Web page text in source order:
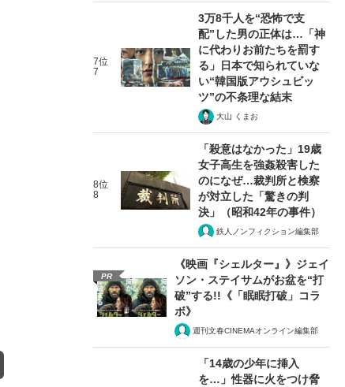
7位
7
3万8千人を“恐怖で支
配”した男の正体は…「神
に代わりお前たちを罰す
る」日本で知られていな
い“韓国版アウシュビッ
ツ”の不条理な結末
大山 くまお
8位
8
「殺意はなかった」19歳
女子高生を強姦殺害した
のになぜ…裁判所と検察
が対立した「驚きの判
決」（昭和42年の事件）
鉄人ノンフィクション編集部
PR
《映画『シェルター』》ジェイ
ソン・ステイサムがお盆を“打
破”する!!《「眠眠打破」コラ
ボ》
週刊文春CINEMAオンライン編集部
「14歳の少年に挿入
を…」性器に火をつけ脅